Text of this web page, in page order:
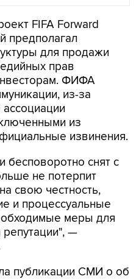
FIFA Forward
предполагал
для продажи
прав
ФИФА
из-за
из
извинения.
бесповоротно снят с
не потерпит
свою честность,
и процессуальные
меры для
—
публикации СМИ о об